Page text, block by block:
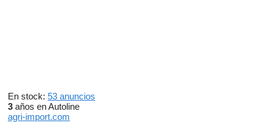
En stock: 53 anuncios
3 años en Autoline
agri-import.com